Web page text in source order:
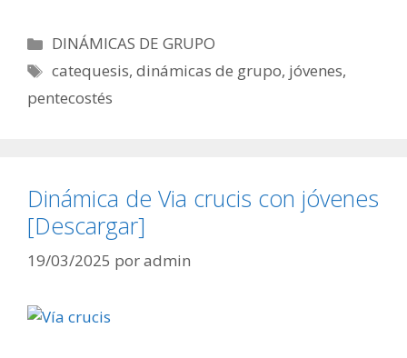
Categorías
DINÁMICAS DE GRUPO
Etiquetas
catequesis,dinámicas de grupo, jóvenes,
pentecostés
Dinámica de Via crucis con jóvenes
[Descargar]
19/03/2025 poradmin